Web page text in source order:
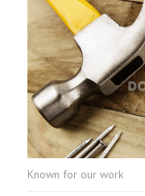
Known for our work